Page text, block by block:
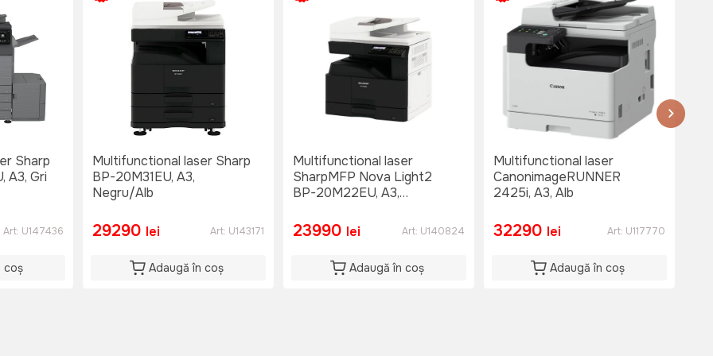
Sharp
A3, Gri
Art: U147436
coș
Multifunctional laser Sharp
BP-20M31EU, A3,
Negru/Alb
29290 lei Art: U143171
Adaugă în coș
Multifunctional laser
SharpMFP Nova Light2
BP-20M22EU, A3,
23990 lei Art: U140824
Adaugă în coș
Multifunctional laser
CanonimageRUNNER
2425i, A3, Alb
32290 lei Art: U117770
Adaugă în coș